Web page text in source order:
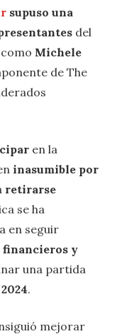
supuso una
del
como Michele
de The
en la
inasumible por
retirarse
se ha
en seguir
financieros y
una partida
.
mejorar